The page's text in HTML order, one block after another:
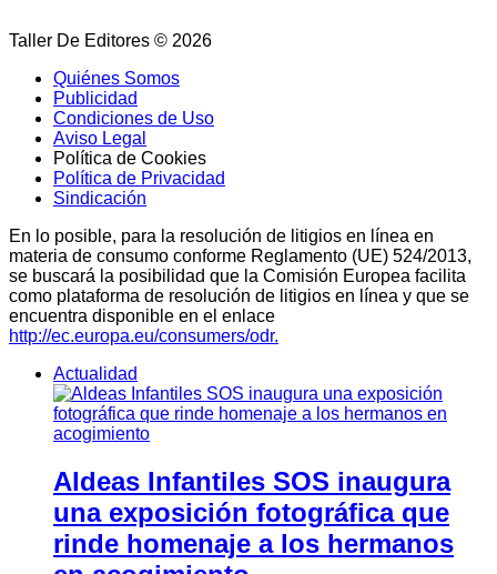
Taller De Editores © 2026
Quiénes Somos
Publicidad
Condiciones de Uso
Aviso Legal
Política de Cookies
Política de Privacidad
Sindicación
En lo posible, para la resolución de litigios en línea en
materia de consumo conforme Reglamento (UE) 524/2013,
se buscará la posibilidad que la Comisión Europea facilita
como plataforma de resolución de litigios en línea y que se
encuentra disponible en el enlace
http://ec.europa.eu/consumers/odr.
Actualidad
Aldeas Infantiles SOS inaugura
una exposición fotográfica que
rinde homenaje a los hermanos